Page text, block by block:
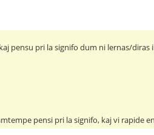
pensu pri la signifo dum ni lernas/diras
pensi pri la signifo, kaj vi rapide